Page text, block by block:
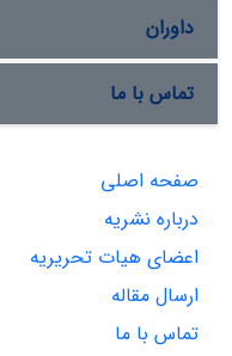
داوران
تماس با ما
صفحه اصلی
درباره نشریه
اعضای هیات تحریریه
ارسال مقاله
تماس با ما